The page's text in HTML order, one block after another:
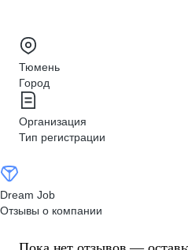
Тюмень
Город
Организация
Тип регистрации
Dream Job
Отзывы о компании